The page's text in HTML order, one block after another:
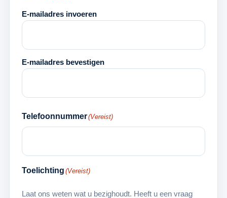
E-mailadres invoeren
E-mailadres bevestigen
Telefoonnummer(Vereist)
Toelichting (Vereist)
Laat ons weten wat u bezighoudt. Heeft u een vraag